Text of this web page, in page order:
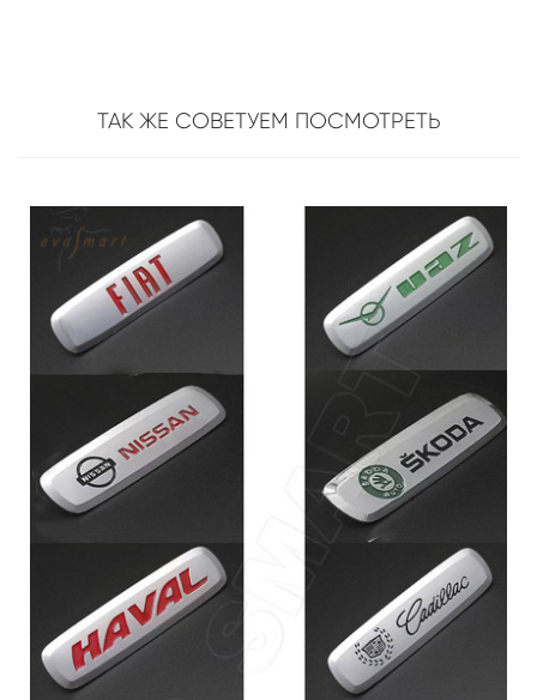
ТАК ЖЕ СОВЕТУЕМ ПОСМОТРЕТЬ